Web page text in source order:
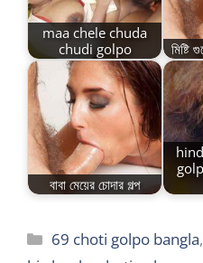
maa chele chuda
chudi golpo
মিষ্টি
বাবা মেয়ের চোদার গল্প
Categories
69 choti golpo bangla,